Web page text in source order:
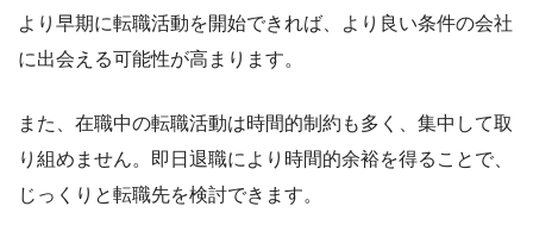
より早期に転職活動を開始できれば、より良い条件の会社
に出会える可能性が高まります。
また、在職中の転職活動は時間的制約も多く、集中して取
り組めません。即日退職により時間的余裕を得ることで、
じっくりと転職先を検討できます。